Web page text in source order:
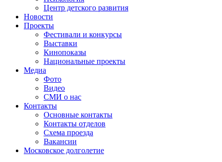
Центр детского развития
Новости
Проекты
Фестивали и конкурсы
Выставки
Кинопоказы
Национальные проекты
Медиа
Фото
Видео
СМИ о нас
Контакты
Основные контакты
Контакты отделов
Схема проезда
Вакансии
Московское долголетие